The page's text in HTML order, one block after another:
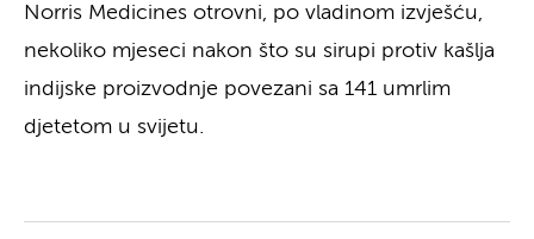
Norris Medicines otrovni, po vladinom izvješću,
nekoliko mjeseci nakon što su sirupi protiv kašlja
indijske proizvodnje povezani sa 141 umrlim
djetetom u svijetu.